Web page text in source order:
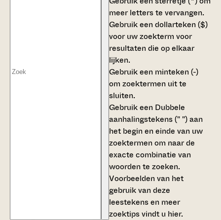
meer letters te vervangen.
Gebruik eendollarteken ($)
voor uw zoekterm voor
resultaten die op elkaar
lijken.
Gebruik een minteken (-)
om zoektermen uit te
sluiten.
Gebruik een Dubbele
aanhalingstekens (" ")aan
het begin en einde van uw
zoektermen om naar de
exacte combinatie van
woorden te zoeken.
Voorbeelden van het
gebruik van deze
leestekens en meer
zoektips vindt u hier.